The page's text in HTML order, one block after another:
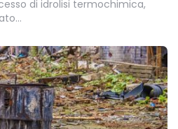
di idrolisi termochimica,